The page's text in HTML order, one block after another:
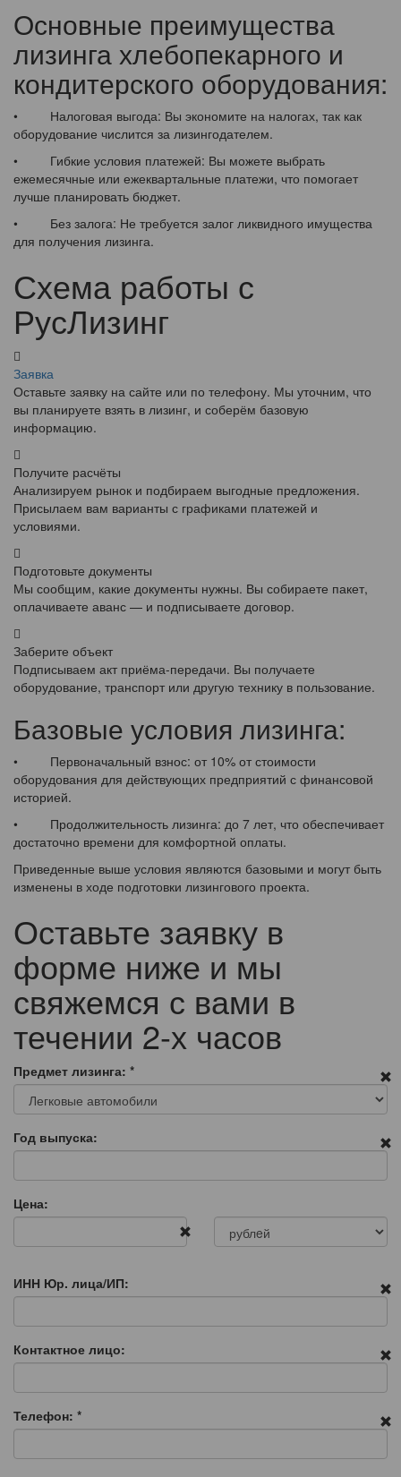
Основные преимущества
лизинга хлебопекарного и
кондитерского оборудования:
• Налоговая выгода: Вы экономите на налогах, так как
оборудование числится за лизингодателем.
• Гибкие условия платежей: Вы можете выбрать
ежемесячные или ежеквартальные платежи, что помогает
лучше планировать бюджет.
• Без залога: Не требуется залог ликвидного имущества
для получения лизинга.
Схема работы с
РусЛизинг
Заявка
Оставьте заявку на сайте или по телефону. Мы уточним, что
вы планируете взять в лизинг, и соберём базовую
информацию.
Получите расчёты
Анализируем рынок и подбираем выгодные предложения.
Присылаем вам варианты с графиками платежей и
условиями.
Подготовьте документы
Мы сообщим, какие документы нужны. Вы собираете пакет,
оплачиваете аванс — и подписываете договор.
Заберите объект
Подписываем акт приёма-передачи. Вы получаете
оборудование, транспорт или другую технику в пользование.
Базовые условия лизинга:
• Первоначальный взнос: от 10% от стоимости
оборудования для действующих предприятий с финансовой
историей.
• Продолжительность лизинга: до 7 лет, что обеспечивает
достаточно времени для комфортной оплаты.
Приведенные выше условия являются базовыми и могут быть
изменены в ходе подготовки лизингового проекта.
Оставьте заявку в
форме ниже и мы
свяжемся с вами в
течении 2-х часов
Предмет лизинга: *
Год выпуска:
Цена:
ИНН Юр. лица/ИП:
Контактное лицо:
Телефон: *